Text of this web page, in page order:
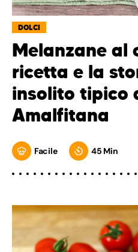
DOLCI
Melanzane al
ricetta e la
insolito tipico
Amalfitana
Facile 45 Min